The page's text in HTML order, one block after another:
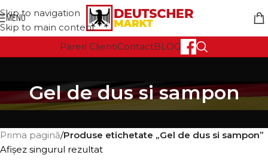
Skip to navigation
Skip to main content
MENU
Pareri ClientiContactBLOG
Gel de dus si sampon
Prima pagină/Produse etichetate „Gel de dus si sampon”
Afișez singurul rezultat